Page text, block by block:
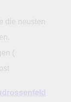
die neusten
(